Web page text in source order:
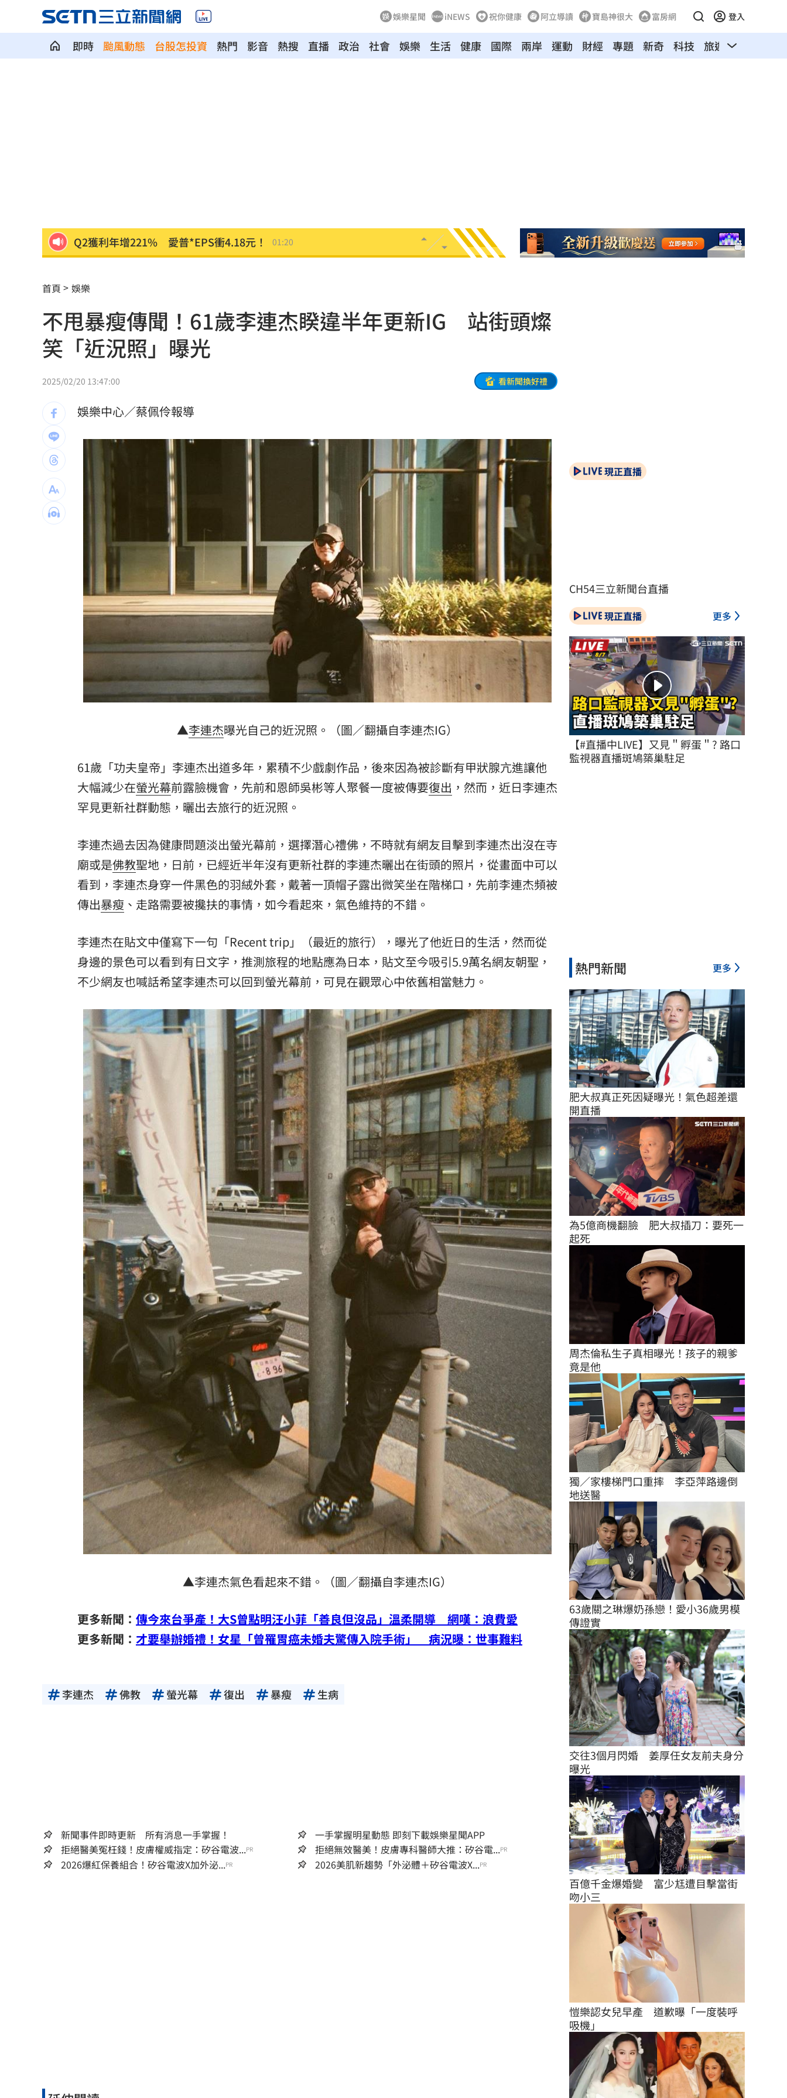
娛樂星聞 iNEWS 祝你健康 阿立導讀 寶島神很大 富房網 登入
即時 颱風動態 台股怎投資 熱門 影音 熱搜 直播 政治 社會 娛樂 生活 健康 國際 兩岸 運動 財經 專題 新奇 科技 旅遊 汽車
Q2獲利年增221% 愛普*EPS衝4.18元！ 01:20
定投10年翻逾5倍 這檔吸引存股族卡位！
新／四指齊揚！台指期飆破500點 00:48
慈濟遭詐10.6億元！全款拿回解方曝
稱龍蝦咬完就吐 爆李世宗要信徒喝精油
樂天女孩淚揭往事 愛意表達障礙遭重擊
獨／海外遊學增強外語 台人夯英、美、加
長尾獼猴失控狂襲居民！官方追查異常原因
伊波拉失控！專家憂病毒恐已突變
飲料空盒找嘸地方丟 騎車咬著遭攔查槓警
63歲章小蕙吐露心聲：後悔當年嫁給鍾鎮濤 00:22
白海豚颱風擺盪逼近！雨到「這時」才趨緩 00:19
最遺憾童年記憶空白 禹菡：當年真不懂事
台灣彩券開獎直播中 20:31
LIVE三立+24小時直播 15:27
三立iNEWS新聞台線上直播
台彩父親節推新刮刮樂千萬頭獎超「爸」氣 12:00
「拍片人的多重宇宙」職涯論壇9/12登場！ 10:30
8國球員齊聚高雄 Formosa 7s掀足球熱潮 10:00
首頁 娛樂
不甩暴瘦傳聞！61歲李連杰睽違半年更新IG 站街頭燦
笑「近況照」曝光
2025/02/20 13:47:00 看新聞換好禮
娛樂中心／蔡佩伶報導
▲李連杰曝光自己的近況照。（圖／翻攝自李連杰IG）
61歲「功夫皇帝」李連杰出道多年，累積不少戲劇作品，後來因為被診斷有甲狀腺亢進讓他
大幅減少在螢光幕前露臉機會，先前和恩師吳彬等人聚餐一度被傳要復出 ，然而，近日李連杰
罕見更新社群動態，曬出去旅行的近況照。
李連杰過去因為健康問題淡出螢光幕前，選擇潛心禮佛，不時就有網友目擊到李連杰出沒在寺
廟或是佛教聖地，日前，已經近半年沒有更新社群的李連杰曬出在街頭的照片，從畫面中可以
看到，李連杰身穿一件黑色的羽絨外套，戴著一頂帽子露出微笑坐在階梯口，先前李連杰頻被
傳出暴瘦 、走路需要被攙扶的事情，如今看起來，氣色維持的不錯。
李連杰在貼文中僅寫下一句「Recent trip」（最近的旅行），曝光了他近日的生活，然而從
身邊的景色可以看到有日文字，推測旅程的地點應為日本，貼文至今吸引5.9萬名網友朝聖，
不少網友也喊話希望李連杰可以回到螢光幕前，可見在觀眾心中依舊相當魅力。
▲李連杰氣色看起來不錯。（圖／翻攝自李連杰IG）
更多新聞： 傳今來台爭產！大S曾點明汪小菲「善良但沒品」溫柔開導 網嘆：浪費愛
更多新聞： 才要舉辦婚禮！女星「曾罹胃癌未婚夫驚傳入院手術」 病況曝：世事難料
李連杰 佛教 螢光幕 復出 暴瘦 生病
新聞事件即時更新 所有消息一手掌握！
一手掌握明星動態 即刻下載娛樂星聞APP
拒絕醫美冤枉錢！皮膚權威指定：矽谷電波...PR 拒絕無效醫美！皮膚專科醫師大推：矽谷電...PR
2026爆紅保養組合！矽谷電波X加外泌...PR 2026美肌新趨勢「外泌體＋矽谷電波X...PR
現正直播
CH54三立新聞台直播
現正直播 更多
【#直播中LIVE】又見＂孵蛋＂? 路口
監視器直播斑鳩築巢駐足
熱門新聞 更多
肥大叔真正死因疑曝光！氣色超差還
開直播
為5億商機翻臉　肥大叔插刀：要死一
起死
周杰倫私生子真相曝光！孩子的親爹
竟是他
獨／家樓梯門口重摔　李亞萍路邊倒
地送醫
63歲關之琳爆奶孫戀！愛小36歲男模
傳證實
交往3個月閃婚　姜厚任女友前夫身分
曝光
百億千金爆婚變　富少尪遭目擊當街
吻小三
愷樂認女兒早產　道歉曝「一度裝呼
吸機」